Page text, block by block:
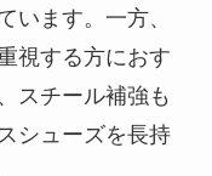
います。一方、
視する方におす
スチール補強も
シューズを長持